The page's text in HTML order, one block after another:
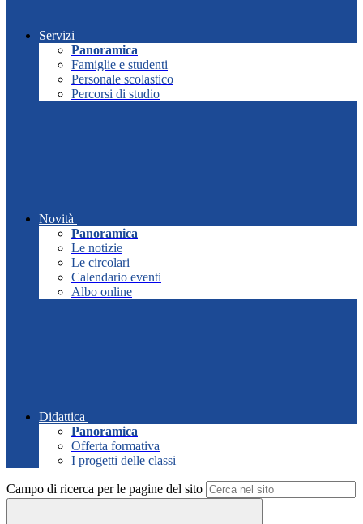
Servizi
Panoramica
Famiglie e studenti
Personale scolastico
Percorsi di studio
Novità
Panoramica
Le notizie
Le circolari
Calendario eventi
Albo online
Didattica
Panoramica
Offerta formativa
I progetti delle classi
Campo di ricerca per le pagine del sito